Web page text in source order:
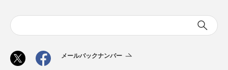
メールバックナンバー